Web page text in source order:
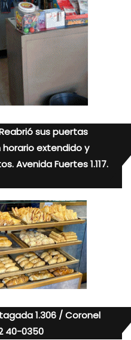
Reabrió sus puertas
horario extendido y
Avenida Fuertes 1.117.
1.306 / Coronel
40-0350